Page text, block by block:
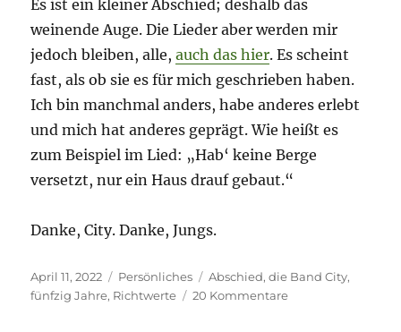
Es ist ein kleiner Abschied; deshalb das
weinende Auge. Die Lieder aber werden mir
jedoch bleiben, alle,auch das hier. Es scheint
fast, als ob sie es für mich geschrieben haben.
Ich bin manchmal anders, habe anderes erlebt
und mich hat anderes geprägt. Wie heißt es
zum Beispiel im Lied: „Hab‘ keine Berge
versetzt, nur ein Haus drauf gebaut.“
Danke, City. Danke, Jungs.
Veröffentlicht
am
April 11, 2022 Kategorien
Persönliches Schlagwörter
Abschied,die Band City,
fünfzig Jahre, Richtwerte 20 Kommentarezu